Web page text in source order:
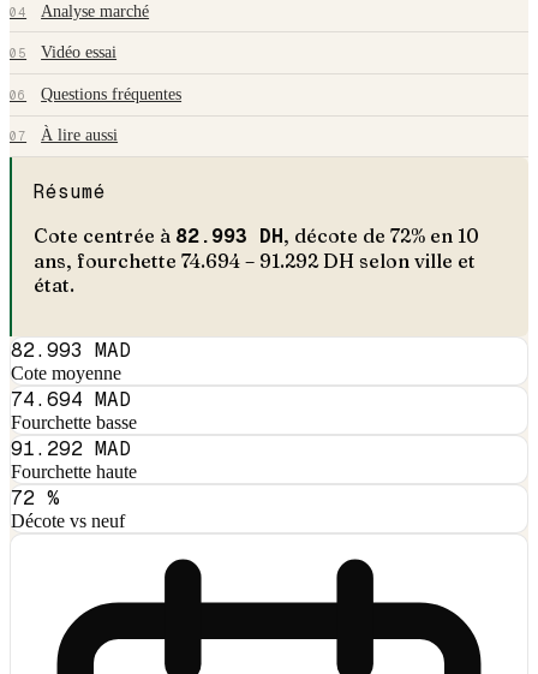
04 Analyse marché
05 Vidéo essai
06 Questions fréquentes
07 À lire aussi
Résumé
Cote centrée à 82.993 DH, décote de 72% en 10
ans, fourchette 74.694– 91.292DH selon ville et
état.
82.993 MAD
Cote moyenne
74.694 MAD
Fourchette basse
91.292 MAD
Fourchette haute
72 %
Décote vs neuf